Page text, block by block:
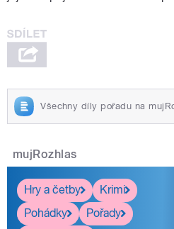
Všechny díly pořadu na
mujRozhlas
Hry a četby
Krimi
Pohádky
Pořady